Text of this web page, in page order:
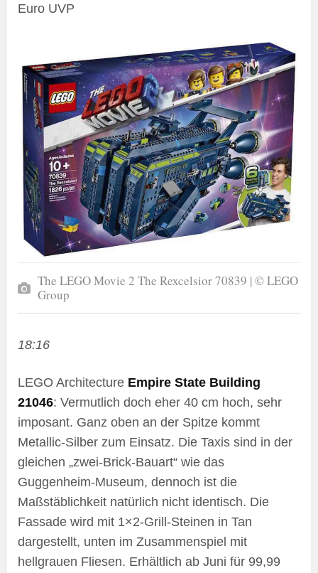
Euro UVP
The LEGO Movie 2 The Rexcelsior 70839 | © LEGO
Group
18:16
LEGO Architecture Empire State Building
21046: Vermutlich doch eher 40 cm hoch, sehr
imposant. Ganz oben an der Spitze kommt
Metallic-Silber zum Einsatz. Die Taxis sind in der
gleichen „zwei-Brick-Bauart“ wie das
Guggenheim-Museum, dennoch ist die
Maßstäblichkeit natürlich nicht identisch. Die
Fassade wird mit 1×2-Grill-Steinen in Tan
dargestellt, unten im Zusammenspiel mit
hellgrauen Fliesen. Erhältlich ab Juni für 99,99